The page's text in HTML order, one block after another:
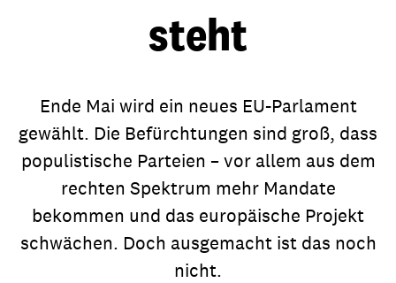
steht
Ende Mai wird ein neues EU-Parlament
gewählt. Die Befürchtungen sind groß, dass
populistische Parteien – vor allem aus dem
rechten Spektrum mehr Mandate
bekommen und das europäische Projekt
schwächen. Doch ausgemacht ist das noch
nicht.